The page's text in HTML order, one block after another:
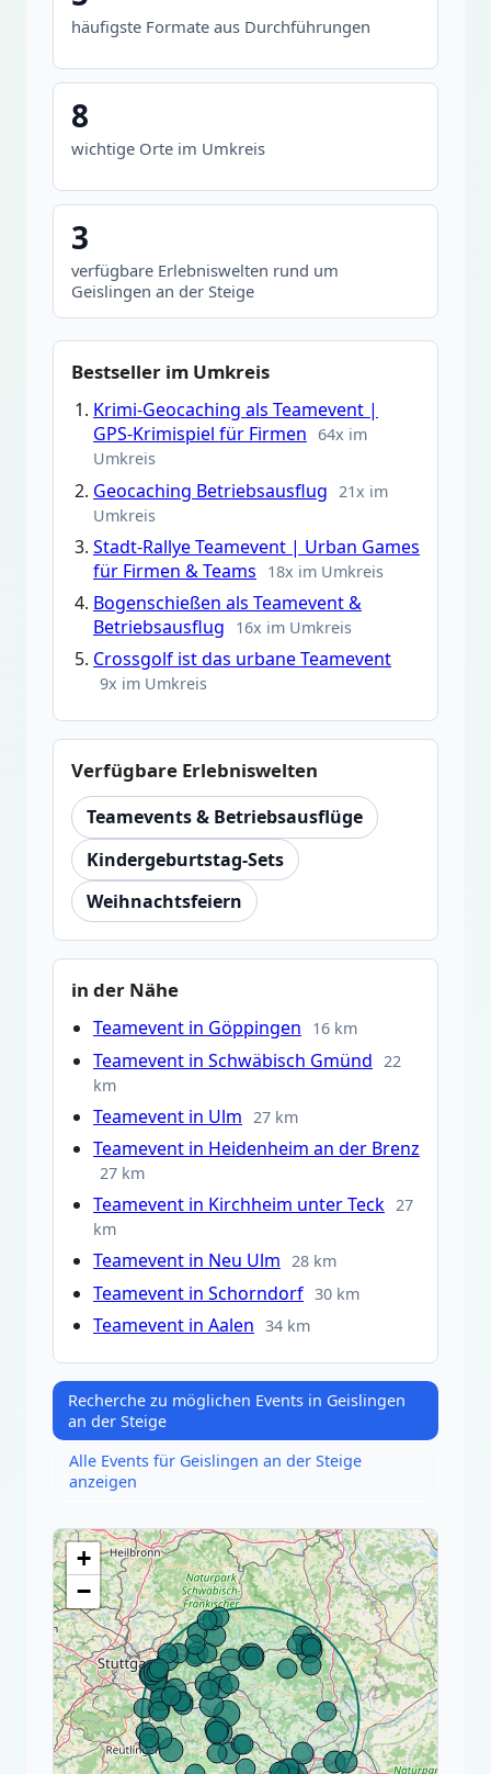
häufigste Formate aus Durchführungen
8
wichtige Orte im Umkreis
3
verfügbare Erlebniswelten rund um
Geislingen an der Steige
Bestseller im Umkreis
Krimi-Geocaching als Teamevent |
GPS-Krimispiel für Firmen 64x im
Umkreis
Geocaching Betriebsausflug
21x im
Umkreis
Stadt-Rallye Teamevent | Urban Games
für Firmen & Teams
18x im Umkreis
Bogenschießen als Teamevent &
Betriebsausflug
16x im Umkreis
Crossgolf ist das urbane Teamevent
9x im Umkreis
Verfügbare Erlebniswelten
Teamevents & Betriebsausflüge
Kindergeburtstag-Sets
Weihnachtsfeiern
in der Nähe
Teamevent in Göppingen 16 km
Teamevent in Schwäbisch Gmünd
22
km
Teamevent in Ulm 27 km
Teamevent in Heidenheim an der Brenz
27 km
Teamevent in Kirchheim unter Teck 27
km
Teamevent in Neu Ulm 28 km
Teamevent in Schorndorf 30 km
Teamevent in Aalen 34 km
Recherche zu möglichen Events in Geislingen
an der Steige
Alle Events für Geislingen an der Steige
anzeigen
+
−